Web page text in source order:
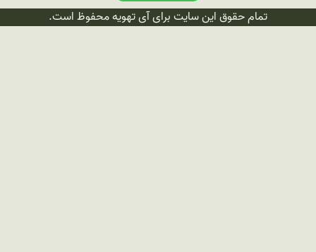
تمام حقوق این سایت برای آی تهویه محفوظ است.